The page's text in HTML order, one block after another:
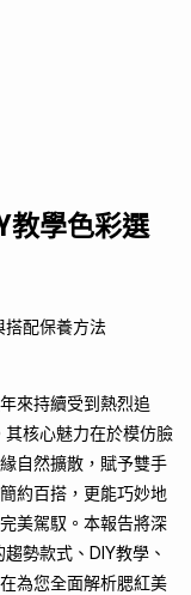
教學色彩選
來持續受到熱烈追
核心魅力在於模仿臉
自然擴散，賦予雙手
約百搭，更能巧妙地
美駕馭。本報告將深
勢款式、DIY教學、
為您全面解析腮紅美